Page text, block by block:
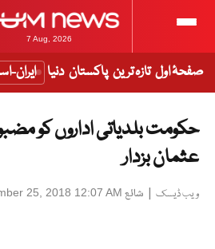
7 Aug, 2026
صفحۂ اول تازہ ترین پاکستان دنیا ایران-
حکومت بلدیاتی اداروں کو
عثمان بزدار
ویب ڈیسک | شائع 25, 2018 12:07 AM